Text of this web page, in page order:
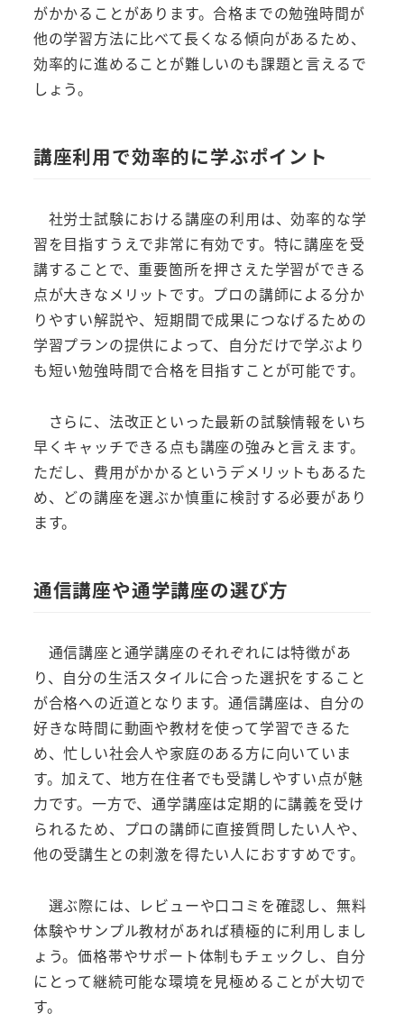
がかかることがあります。合格までの勉強時間が
他の学習方法に比べて長くなる傾向があるため、
効率的に進めることが難しいのも課題と言えるで
しょう。
講座利用で効率的に学ぶポイント
社労士試験における講座の利用は、効率的な学
習を目指すうえで非常に有効です。特に講座を受
講することで、重要箇所を押さえた学習ができる
点が大きなメリットです。プロの講師による分か
りやすい解説や、短期間で成果につなげるための
学習プランの提供によって、自分だけで学ぶより
も短い勉強時間で合格を目指すことが可能です。
さらに、法改正といった最新の試験情報をいち
早くキャッチできる点も講座の強みと言えます。
ただし、費用がかかるというデメリットもあるた
め、どの講座を選ぶか慎重に検討する必要があり
ます。
通信講座や通学講座の選び方
通信講座と通学講座のそれぞれには特徴があ
り、自分の生活スタイルに合った選択をすること
が合格への近道となります。通信講座は、自分の
好きな時間に動画や教材を使って学習できるた
め、忙しい社会人や家庭のある方に向いていま
す。加えて、地方在住者でも受講しやすい点が魅
力です。一方で、通学講座は定期的に講義を受け
られるため、プロの講師に直接質問したい人や、
他の受講生との刺激を得たい人におすすめです。
選ぶ際には、レビューや口コミを確認し、無料
体験やサンプル教材があれば積極的に利用しまし
ょう。価格帯やサポート体制もチェックし、自分
にとって継続可能な環境を見極めることが大切で
す。